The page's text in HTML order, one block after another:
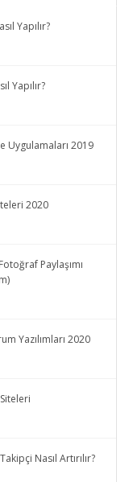
Yapılır?
Yapılır?
Uygulamaları 2019
2020
Paylaşımı
Yazılımları 2020
Nasıl Artırılır?